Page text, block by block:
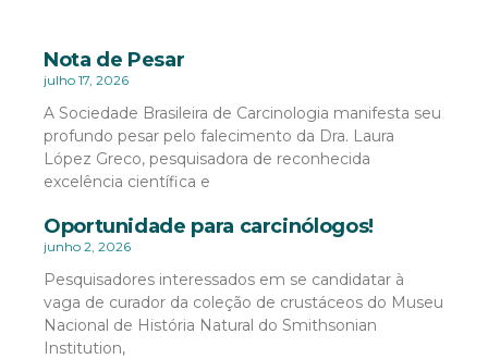
Nota de Pesar
julho 17, 2026
A Sociedade Brasileira de Carcinologia manifesta seu
profundo pesar pelo falecimento da Dra. Laura
López Greco, pesquisadora de reconhecida
excelência científica e
Oportunidade para carcinólogos!
junho 2, 2026
Pesquisadores interessados em se candidatar à
vaga de curador da coleção de crustáceos do Museu
Nacional de História Natural do Smithsonian
Institution,